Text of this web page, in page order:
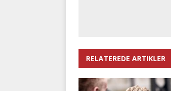
RELATEREDE ARTIKLER